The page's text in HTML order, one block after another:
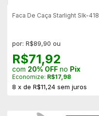
Faca De Caça Starlight Slk-418
por: R$89,90 ou
R$71,92
com 20% OFF no Pix
Economize: R$17,98
8 x de R$11,24 sem juros